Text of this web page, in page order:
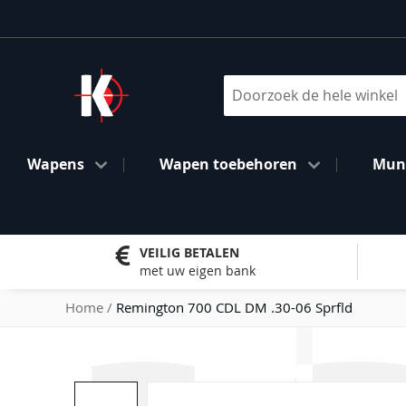
naar
inhoud
Wapens Wapen toebehoren
VEILIG BETALEN
met uw eigen bank
Home Remington 700 CDL DM .30-06 Sprfld